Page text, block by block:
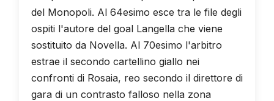
del Monopoli. Al 64esimo esce tra le file degli
ospiti l'autore del goal Langella che viene
sostituito da Novella. Al 70esimo l'arbitro
estrae il secondo cartellino giallo nei
confronti di Rosaia, reo secondo il direttore di
gara di un contrasto falloso nella zona